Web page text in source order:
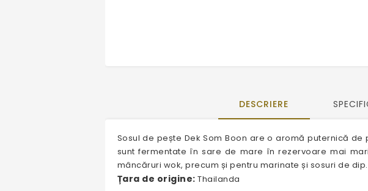
DESCRIERE
Sosul de pește Dek Som Boon are o aromă puternică
sunt fermentate în sare de mare în rezervoare mai
mâncăruri wok, precum și pentru marinate și sosuri de
Țara de origine: Thailanda